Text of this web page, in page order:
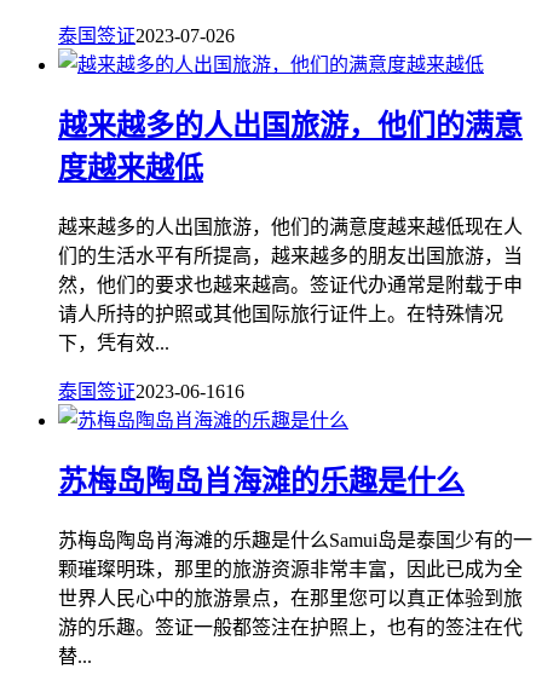
泰国签证2023-07-026
越来越多的人出国旅游，他们的满意
度越来越低
越来越多的人出国旅游，他们的满意度越来越低现在人
们的生活水平有所提高，越来越多的朋友出国旅游，当
然，他们的要求也越来越高。签证代办通常是附载于申
请人所持的护照或其他国际旅行证件上。在特殊情况
下，凭有效...
泰国签证2023-06-1616
苏梅岛陶岛肖海滩的乐趣是什么
苏梅岛陶岛肖海滩的乐趣是什么Samui岛是泰国少有的一
颗璀璨明珠，那里的旅游资源非常丰富，因此已成为全
世界人民心中的旅游景点，在那里您可以真正体验到旅
游的乐趣。签证一般都签注在护照上，也有的签注在代
替...